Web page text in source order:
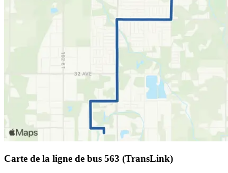
Carte de la ligne de bus 563 (TransLink)